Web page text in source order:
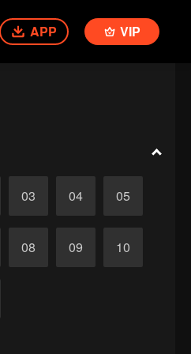
APP VIP
03 04 05
08 09 10